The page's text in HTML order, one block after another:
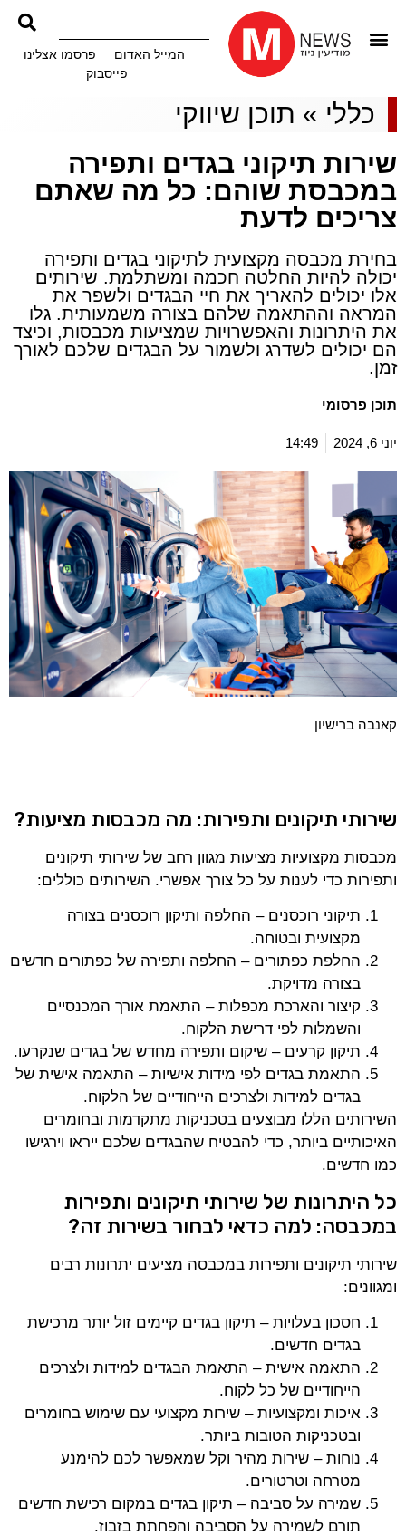
המייל האדום
פרסמו אצלינו
פייסבוק
כללי » תוכן שיווקי
שירות תיקוני בגדים ותפירה
במכבסת שוהם: כל מה שאתם
צריכים לדעת
בחירת מכבסה מקצועית לתיקוני בגדים ותפירה
יכולה להיות החלטה חכמה ומשתלמת. שירותים
אלו יכולים להאריך את חיי הבגדים ולשפר את
המראה וההתאמה שלהם בצורה משמעותית. גלו
את היתרונות והאפשרויות שמציעות מכבסות, וכיצד
הם יכולים לשדרג ולשמור על הבגדים שלכם לאורך
זמן.
תוכן פרסומי
יוני 6, 2024 14:49
קאנבה ברישיון
שירותי תיקונים ותפירות: מה מכבסות מציעות?
מכבסות מקצועיות מציעות מגוון רחב של שירותי תיקונים
ותפירות כדי לענות על כל צורך אפשרי. השירותים כוללים:
תיקוני רוכסנים – החלפה ותיקון רוכסנים בצורה
מקצועית ובטוחה.
החלפת כפתורים – החלפה ותפירה של כפתורים חדשים
בצורה מדויקת.
קיצור והארכת מכפלות – התאמת אורך המכנסיים
והשמלות לפי דרישת הלקוח.
תיקון קרעים – שיקום ותפירה מחדש של בגדים שנקרעו.
התאמת בגדים לפי מידות אישיות – התאמה אישית של
בגדים למידות ולצרכים הייחודיים של הלקוח.
השירותים הללו מבוצעים בטכניקות מתקדמות ובחומרים
האיכותיים ביותר, כדי להבטיח שהבגדים שלכם ייראו וירגישו
כמו חדשים.
כל היתרונות של שירותי תיקונים ותפירות
במכבסה: למה כדאי לבחור בשירות זה?
שירותי תיקונים ותפירות במכבסה מציעים יתרונות רבים
ומגוונים:
חסכון בעלויות – תיקון בגדים קיימים זול יותר מרכישת
בגדים חדשים.
התאמה אישית – התאמת הבגדים למידות ולצרכים
הייחודיים של כל לקוח.
איכות ומקצועיות – שירות מקצועי עם שימוש בחומרים
ובטכניקות הטובות ביותר.
נוחות – שירות מהיר וקל שמאפשר לכם להימנע
מטרחה וטרטורים.
שמירה על סביבה – תיקון בגדים במקום רכישת חדשים
תורם לשמירה על הסביבה והפחתת בזבוז.